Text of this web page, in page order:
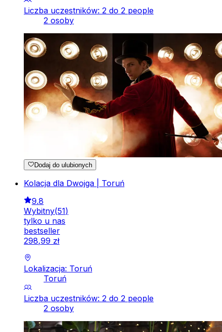
Liczba uczestników: 2 do 2 people
2 osoby
Dodaj do ulubionych
Kolacja dla Dwojga | Toruń
9.8
Wybitny(51)
tylko u nas
bestseller
298,99 zł
Lokalizacja: Toruń
Toruń
Liczba uczestników: 2 do 2 people
2 osoby